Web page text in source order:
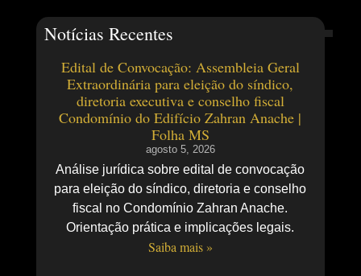
Notícias Recentes
Edital de Convocação: Assembleia Geral
Extraordinária para eleição do síndico,
diretoria executiva e conselho fiscal
Condomínio do Edifício Zahran Anache |
Folha MS
agosto 5, 2026
Análise jurídica sobre edital de convocação
para eleição do síndico, diretoria e conselho
fiscal no Condomínio Zahran Anache.
Orientação prática e implicações legais.
Saiba mais »